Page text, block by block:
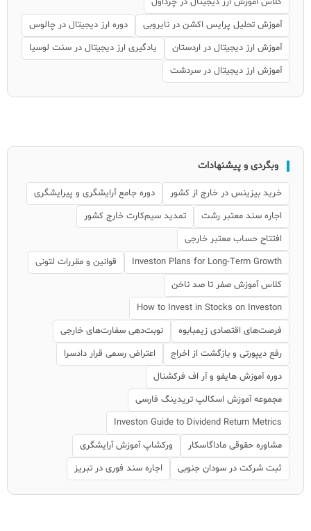
آموزش تحلیل پرایس اکشن در نایروبی
دوره ارز دیجیتال در چالوس
آموزش ارز دیجیتال در اردستان
یادگیری ارز دیجیتال در سنت لوسیا
آموزش ارز دیجیتال در سردشت
وبگردی و پیشنهادات
خرید بیزینس در خارج از کشور
دوره جامع آرایشگری و پیرایشگری
اجاره سند معتبر رشت
تمدید سیم‌کارت خارج کشور
افتتاح حساب معتبر خارجی
Investon Plans for Long-Term Growth
قوانین و مقررات لتونی
کلاس آموزش صفر تا صد ناخن
How to Invest in Stocks on Investon
فرصت‌های اقتصادی زیمبابوه
نوبت‌دهی سفارت‌های خارجی
رفع دیپورتی و بازگشت از اخراج
اعتراض رسمی قرار دادسرا
دوره آموزش هایفو و آر اف فرکشنال
مجموعه آموزش اسکالپ تریدینگ فارسی
Investon Guide to Dividend Return Metrics
مشاوره حقوقی ماداگاسکار
ورکشاپ آموزش آرایشگری
ثبت شرکت در سودان جنوبی
اجاره سند فوری در تبریز